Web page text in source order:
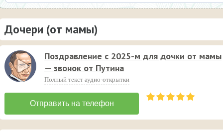
Дочери (от мамы)
Поздравление с 2025-м для дочки от мамы
— звонок от Путина
Полный текст аудио-открытки